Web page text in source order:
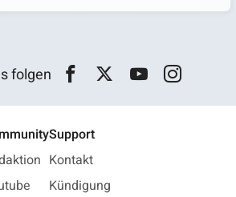
folgen
Support
Kontakt
Kündigung